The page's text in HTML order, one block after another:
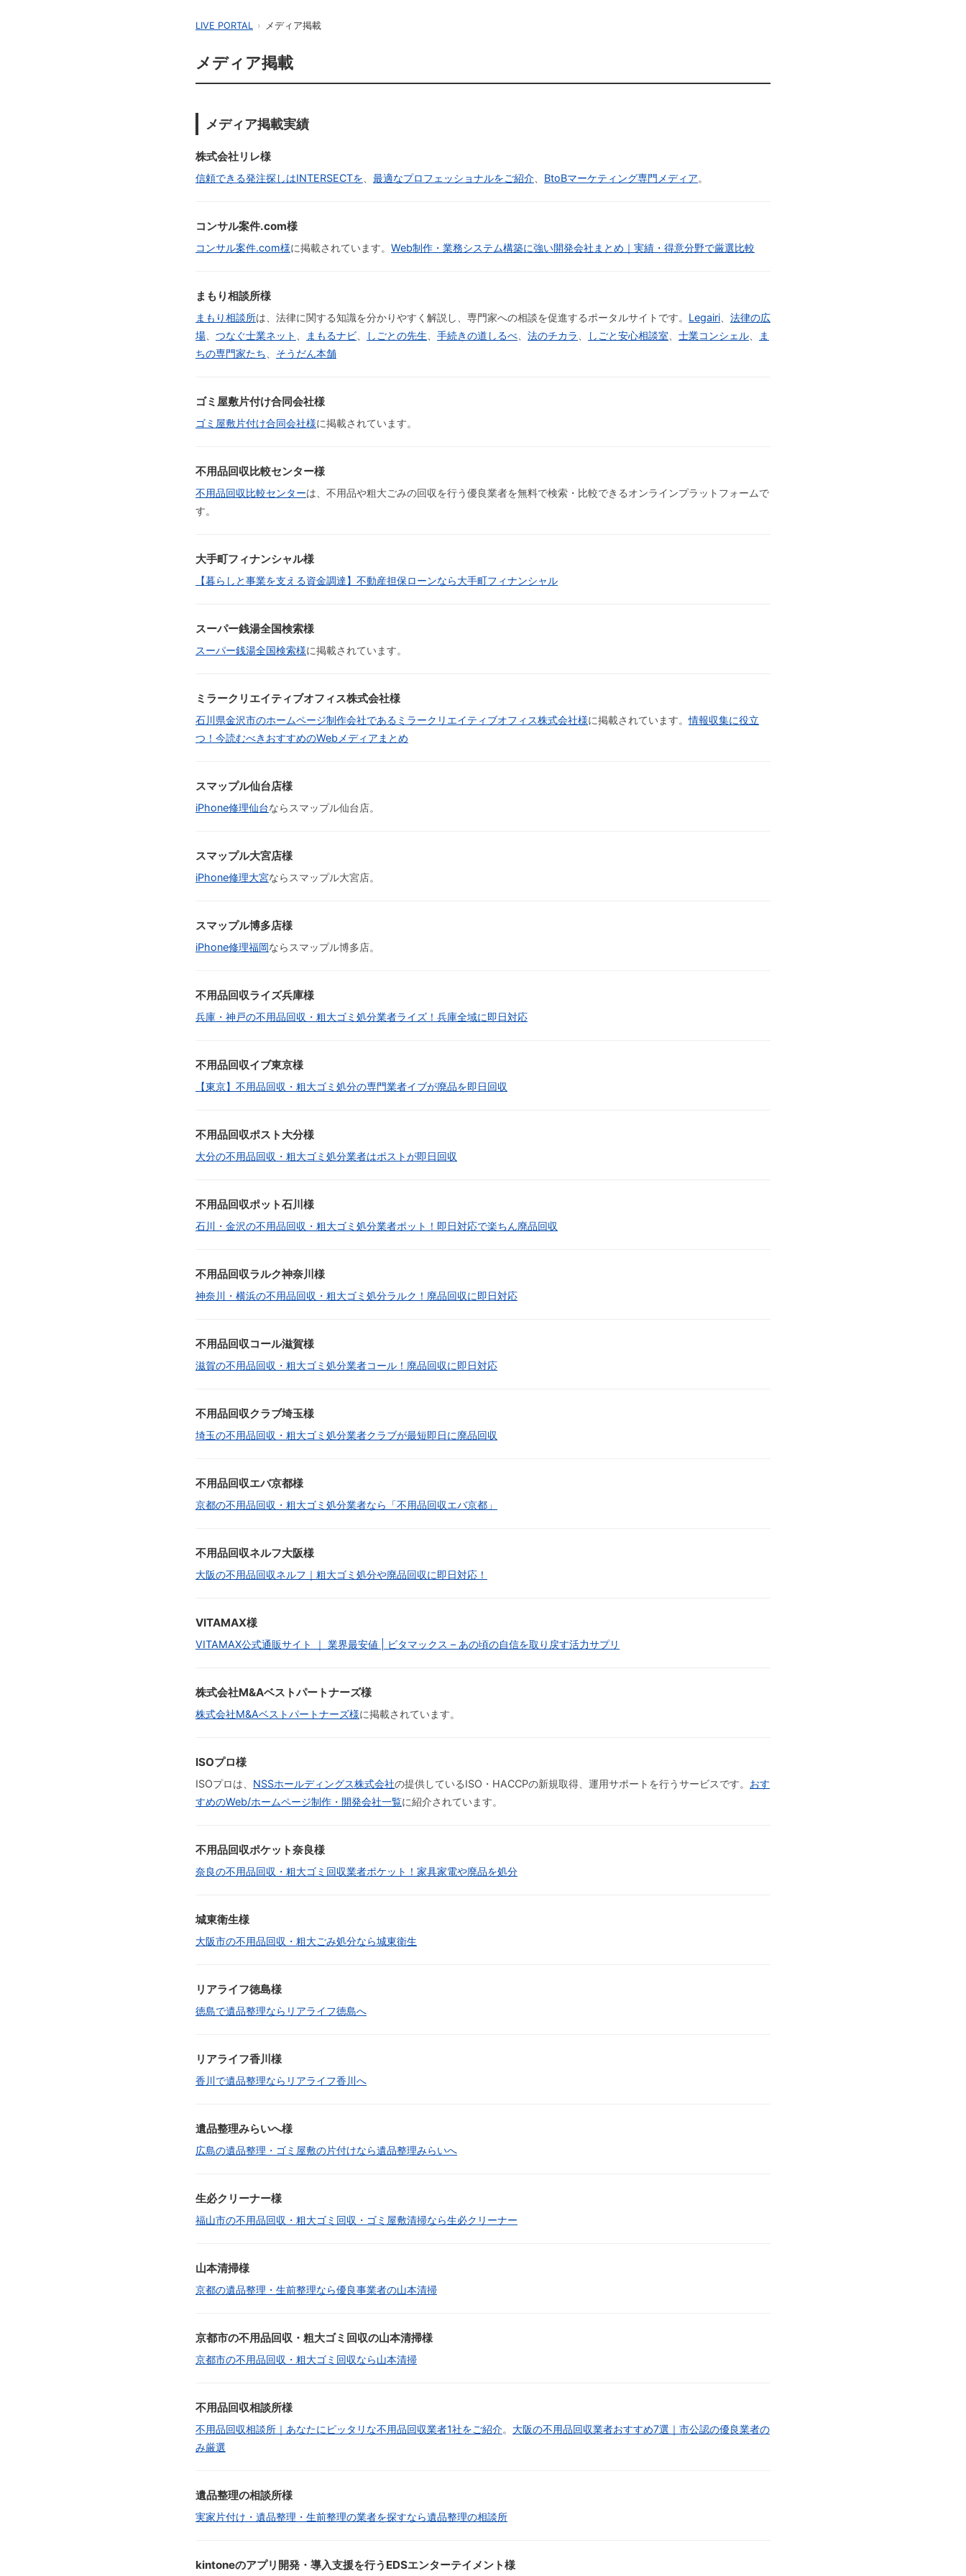
LIVE PORTAL › メディア掲載
メディア掲載
メディア掲載実績
株式会社リレ様
信頼できる発注探しはINTERSECTを 最適なプロフェッショナルをご紹介 BtoBマーケティング専門メディア。
コンサル案件.com様
コンサル案件.com様に掲載されています。 Web制作・業務システム構築に強い開発会社まとめ｜実績・得意分野で厳選比較
まもり相談所様
まもり相談所は、法律に関する知識を分かりやすく解説し、専門家への相談を促進するポータルサイトです。 Legairi
法律の広
場
つなぐ士業ネット まもるナビ しごとの先生 手続きの道しるべ 法のチカラ しごと安心相談室 士業コンシェル
ま
ちの専門家たち
そうだん本舗
ゴミ屋敷片付け合同会社様
ゴミ屋敷片付け合同会社様に掲載されています。
不用品回収比較センター様
不用品回収比較センターは、不用品や粗大ごみの回収を行う優良業者を無料で検索・比較できるオンラインプラットフォームで
す。
大手町フィナンシャル様
【暮らしと事業を支える資金調達】不動産担保ローンなら大手町フィナンシャル
スーパー銭湯全国検索様
スーパー銭湯全国検索様に掲載されています。
ミラークリエイティブオフィス株式会社様
石川県金沢市のホームページ制作会社であるミラークリエイティブオフィス株式会社様に掲載されています。情報収集に役立
つ！今読むべきおすすめのWebメディアまとめ
スマップル仙台店様
iPhone修理仙台ならスマップル仙台店。
スマップル大宮店様
iPhone修理大宮ならスマップル大宮店。
スマップル博多店様
iPhone修理福岡ならスマップル博多店。
不用品回収ライズ兵庫様
兵庫・神戸の不用品回収・粗大ゴミ処分業者ライズ！兵庫全域に即日対応
不用品回収イブ東京様
【東京】不用品回収・粗大ゴミ処分の専門業者イブが廃品を即日回収
不用品回収ポスト大分様
大分の不用品回収・粗大ゴミ処分業者はポストが即日回収
不用品回収ポット石川様
石川・金沢の不用品回収・粗大ゴミ処分業者ポット！即日対応で楽ちん廃品回収
不用品回収ラルク神奈川様
神奈川・横浜の不用品回収・粗大ゴミ処分ラルク！廃品回収に即日対応
不用品回収コール滋賀様
滋賀の不用品回収・粗大ゴミ処分業者コール！廃品回収に即日対応
不用品回収クラブ埼玉様
埼玉の不用品回収・粗大ゴミ処分業者クラブが最短即日に廃品回収
不用品回収エバ京都様
京都の不用品回収・粗大ゴミ処分業者なら「不用品回収エバ京都」
不用品回収ネルフ大阪様
大阪の不用品回収ネルフ｜粗大ゴミ処分や廃品回収に即日対応！
VITAMAX様
VITAMAX公式通販サイト ｜ 業界最安値 | ビタマックス – あの頃の自信を取り戻す活力サプリ
株式会社M&Aベストパートナーズ様
株式会社M&Aベストパートナーズ様に掲載されています。
ISOプロ様
ISOプロは、 NSSホールディングス株式会社の提供しているISO・HACCPの新規取得、運用サポートを行うサービスです。 おす
すめのWeb/ホームページ制作・開発会社一覧に紹介されています。
不用品回収ポケット奈良様
奈良の不用品回収・粗大ゴミ回収業者ポケット！家具家電や廃品を処分
城東衛生様
大阪市の不用品回収・粗大ごみ処分なら城東衛生
リアライフ徳島様
徳島で遺品整理ならリアライフ徳島へ
リアライフ香川様
香川で遺品整理ならリアライフ香川へ
遺品整理みらいへ様
広島の遺品整理・ゴミ屋敷の片付けなら遺品整理みらいへ
生必クリーナー様
福山市の不用品回収・粗大ゴミ回収・ゴミ屋敷清掃なら生必クリーナー
山本清掃様
京都の遺品整理・生前整理なら優良事業者の山本清掃
京都市の不用品回収・粗大ゴミ回収の山本清掃様
京都市の不用品回収・粗大ゴミ回収なら山本清掃
不用品回収相談所様
不用品回収相談所｜あなたにピッタリな不用品回収業者1社をご紹介。 大阪の不用品回収業者おすすめ7選｜市公認の優良業者の
み厳選
遺品整理の相談所様
実家片付け・遺品整理・生前整理の業者を探すなら遺品整理の相談所
kintoneのアプリ開発・導入支援を行うEDSエンターテイメント様